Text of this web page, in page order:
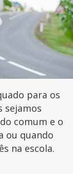
para os
sejamos
comum e o
ou quando
na escola.